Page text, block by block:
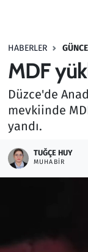
HABERLER
MDF
Düzce'de
mevkiinde
yandı.
TUĞÇE HUY
MUHABIR
Haber
Kültür
Kurumsal
Lezzet
Memur ve
Oyun